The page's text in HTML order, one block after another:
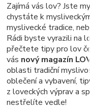
Zajímá vás lov? Jste
chystáte k
myslivecké tradice,
Rádi byste vyrazili na
přečtete tipy pro lov
vás nový magazín
oblasti tradiční
oblečení a vybavení,
z loveckých výprav a
nestřelíte vedle!